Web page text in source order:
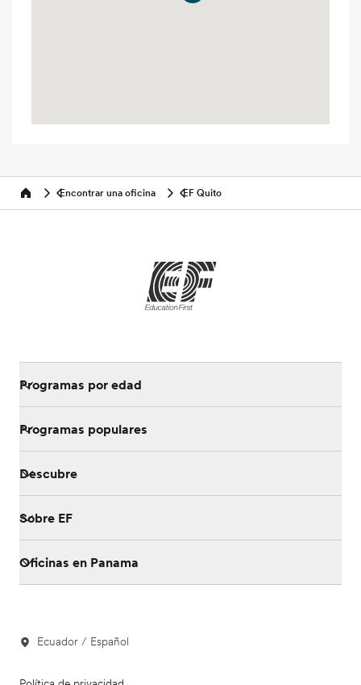
Home Encontrar una oficina EF Quito
Programas por edad
Programas populares
Descubre
Sobre EF
Oficinas en Panama
Ecuador / Español